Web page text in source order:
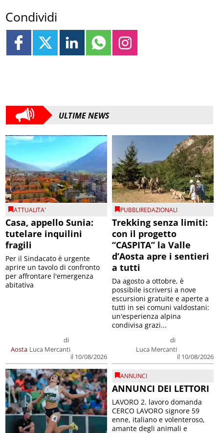
Condividi
ULTIME NEWS
ATTUALITA'
Casa, appello Sunia:
tutelare inquilini
fragili
Aosta
di
Luca Mercanti
il 10/08/2026
Per il Sindacato è urgente
aprire un tavolo di confronto
per affrontare l'emergenza
abitativa
PUBBLIREDAZIONALI
Trekking senza limiti:
con il progetto
“CASPITA” la Valle
d’Aosta apre i sentieri
a tutti
di
Luca Mercanti
il 10/08/2026
Da agosto a ottobre, è
possibile iscriversi a nove
escursioni gratuite e aperte a
tutti in sei comuni valdostani:
un'esperienza alpina
condivisa grazi...
ANNUNCI
ANNUNCI DEI LETTORI
LAVORO 2. lavoro domanda
CERCO LAVORO signore 59
enne, italiano e volenteroso,
amante degli animali e